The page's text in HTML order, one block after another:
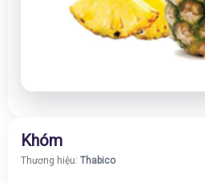
Khóm
Thương hiệu: Thabico